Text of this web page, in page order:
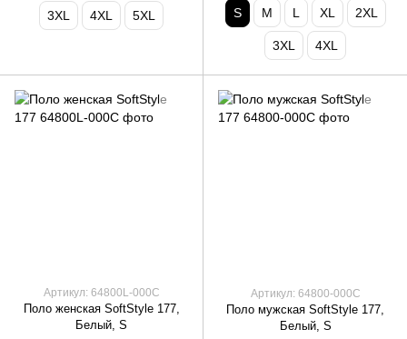
3XL 4XL 5XL S M L XL 2XL
3XL 4XL
Артикул: 64800L-000C
Поло женская SoftStyle 177,
Белый, S
Артикул: 64800-000C
Поло мужская SoftStyle 177,
Белый, S